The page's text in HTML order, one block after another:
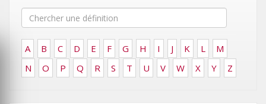
A B C D E F G H I J K L
M
N
O P Q R S T U V W X Y Z